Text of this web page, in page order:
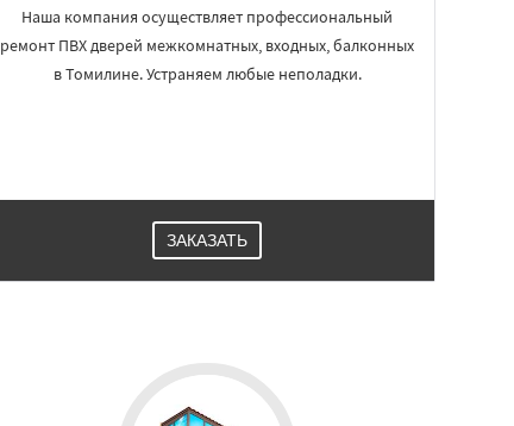
Наша компания осуществляет профессиональный
ремонт ПВХ дверей межкомнатных, входных, балконных
в Томилине. Устраняем любые неполадки.
ЗАКАЗАТЬ